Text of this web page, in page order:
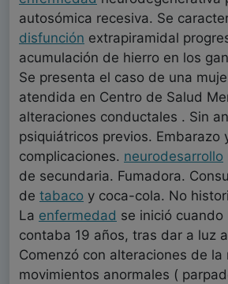
autosómica recesiva. Se
disfunción extrapiramidal
acumulación de hierro en los
Se presenta el caso de una
atendida en Centro de Salud
alteraciones conductales . Sin
psiquiátricos previos. Embarazo
complicaciones. neurodesarrollo
de secundaria. Fumadora.
de tabaco y coca-cola. No
La enfermedad se inició cuando
contaba 19 años, tras dar a luz
Comenzó con alteraciones de la
movimientos anormales (